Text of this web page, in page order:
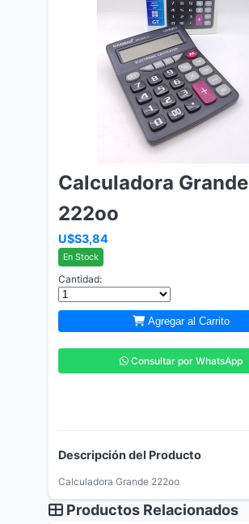
Calculadora Grande
222oo
U$S3,84
En Stock
Cantidad:
Agregar al Carrito
Consultar por WhatsApp
Descripción del Producto
Calculadora Grande 222oo
Productos Relacionados